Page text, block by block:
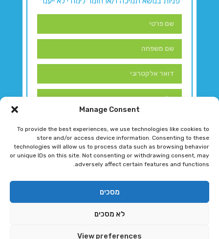
Manage Consent
To provide the best experiences, we use technologies like cookies to
store and/or access device information. Consenting to these
technologies will allow us to process data such as browsing behavior
or unique IDs on this site. Not consenting or withdrawing consent, may
adversely affect certain features and functions.
מסכים
לא מסכים
View preferences